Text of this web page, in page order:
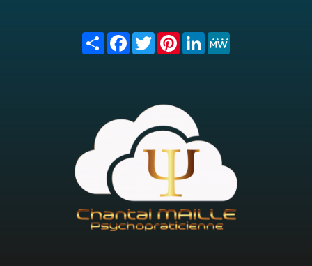
Share FacebookTwitterPinterest
LinkedIn